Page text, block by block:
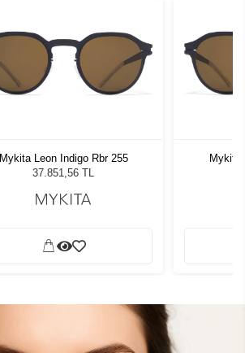
Mykita Leon Indigo Rbr 255
37.851,56 TL
Mykita